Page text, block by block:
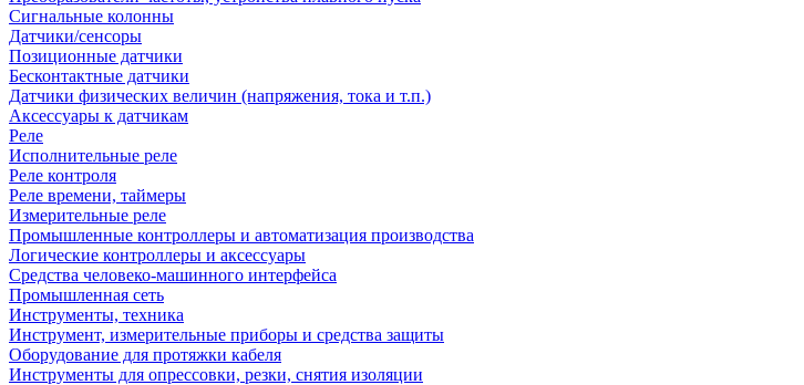
Сигнальные колонны
Датчики/сенсоры
Позиционные датчики
Бесконтактные датчики
Датчики физических величин (напряжения, тока и т.п.)
Аксессуары к датчикам
Реле
Исполнительные реле
Реле контроля
Реле времени, таймеры
Измерительные реле
Промышленные контроллеры и автоматизация производства
Логические контроллеры и аксессуары
Средства человеко-машинного интерфейса
Промышленная сеть
Инструменты, техника
Инструмент, измерительные приборы и средства защиты
Оборудование для протяжки кабеля
Инструменты для опрессовки, резки, снятия изоляции